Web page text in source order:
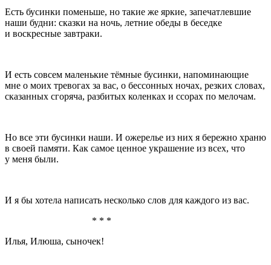
Есть бусинки поменьше, но такие же яркие, запечатлевшие
наши будни: сказки на ночь, летние обеды в беседке
и воскресные завтраки.
И есть совсем маленькие тёмные бусинки, напоминающие
мне о моих тревогах за вас, о бессонных ночах, резких словах,
сказанных сгоряча, разбитых коленках и ссорах по мелочам.
Но все эти бусинки наши. И ожерелье из них я бережно храню
в своей памяти. Как самое ценное украшение из всех, что
у меня были.
И я бы хотела написать несколько слов для каждого из вас.
* * *
Илья, Илюша, сыночек!